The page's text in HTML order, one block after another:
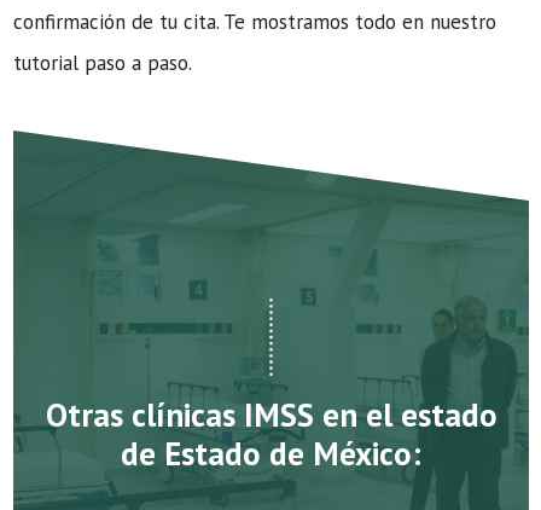
confirmación de tu cita. Te mostramos todo en nuestro
tutorial paso a paso.
Otras clínicas IMSS en el estado
de Estado de México: